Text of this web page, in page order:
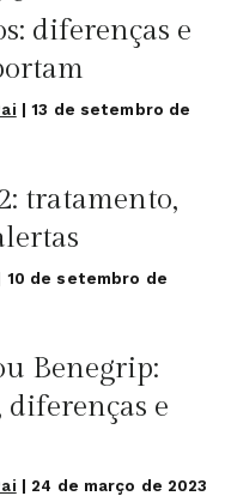
diferenças e
|13 de setembro de
tratamento,
10 de setembro de
Benegrip:
diferenças e
24 de março de 2023